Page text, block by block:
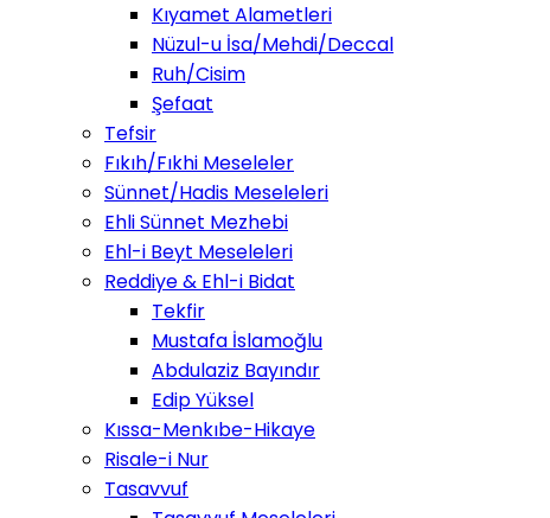
Kıyamet Alametleri
Nüzul-u İsa/Mehdi/Deccal
Ruh/Cisim
Şefaat
Tefsir
Fıkıh/Fıkhi Meseleler
Sünnet/Hadis Meseleleri
Ehli Sünnet Mezhebi
Ehl-i Beyt Meseleleri
Reddiye & Ehl-i Bidat
Tekfir
Mustafa İslamoğlu
Abdulaziz Bayındır
Edip Yüksel
Kıssa-Menkıbe-Hikaye
Risale-i Nur
Tasavvuf